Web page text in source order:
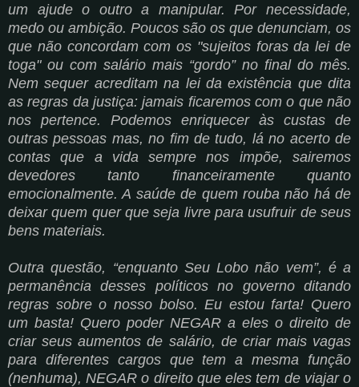
um ajude o outro a manipular. Por necessidade,
medo ou ambição. Poucos são os que denunciam, os
que não concordam com os "sujeitos foras da lei de
toga" ou com salário mais “gordo” no final do mês.
Nem sequer acreditam na lei da existência que dita
as regras da justiça: jamais ficaremos com o que não
nos pertence. Podemos enriquecer às custas de
outras pessoas mas, no fim de tudo, lá no acerto de
contas que a vida sempre nos impõe, sairemos
devedores tanto financeiramente quanto
emocionalmente. A saúde de quem rouba não há de
deixar quem quer que seja livre para usufruir de seus
bens materiais.
Outra questão, “enquanto Seu Lobo não vem”, é a
permanência desses políticos no governo ditando
regras sobre o nosso bolso. Eu estou farta! Quero
um basta! Quero poder NEGAR a eles o direito de
criar seus aumentos de salário, de criar mais vagas
para diferentes cargos que tem a mesma função
(nenhuma), NEGAR o direito que eles tem de viajar o